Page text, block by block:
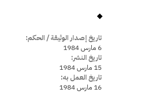
تاريخ إصدار الوثيقة / الحكم:
6 مارس 1984
تاريخ النشر:
15 مارس 1984
تاريخ العمل به:
16 مارس 1984